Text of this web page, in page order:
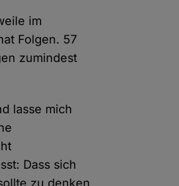
im
Folgen. 57
zumindest
lasse mich
Dass sich